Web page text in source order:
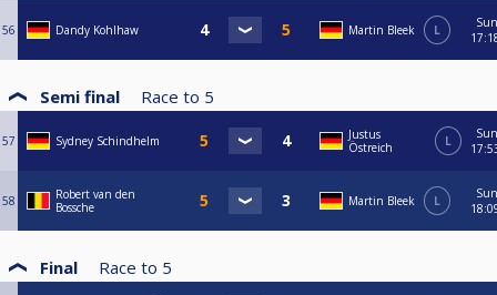
56 Dandy Kohlhaw Martin Bleek L
Sun
Semi final Race to 5
57 Sydney Schindhelm
Justus
Östreich
L
Sun
58
Robert van den
Bossche
Martin Bleek L
Sun
Final Race to 5